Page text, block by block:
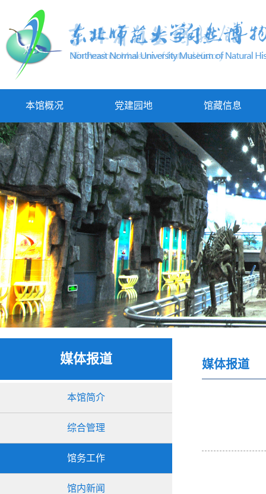
本馆概况 党建园地 馆藏信息
媒体报道
本馆简介
综合管理
馆务工作
馆内新闻
媒体报道